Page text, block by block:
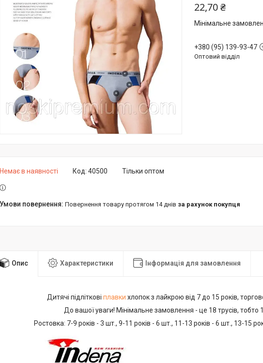
22,70 ₴
Мінімальне
+380 (95) 139-93-47
Оптовий відділ
Немає в наявності Тільки оптом
Код: 40500
повернення товару протягом 14 днів за рахунок покупця
Опис Характеристики Інформація для замовлення
Дитячі підлітковіплавки хлопок з лайкрою від 7 до 15 років,
До вашої уваги! Мінімальне замовлення - це 18 трусів, тобто
Ростовка: 7-9 років - 3 шт., 9-11 років - 6 шт., 11-13 років - 6 шт., 13-15